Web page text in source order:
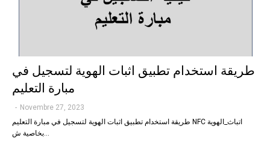
طريقة استخدام تطبيق اثبات الهوية لتسجيل في
مبارة التعليم
- Novembre 27, 2023
طريقة استخدام تطبيق اثبات الهوية لتسجيل في مبارة التعليم NFC اتباث_الهوية
بخاصية ش…